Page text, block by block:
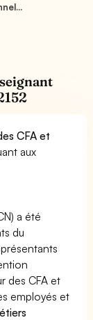
CFA et
aux
a été
du
des CFA et
employés et